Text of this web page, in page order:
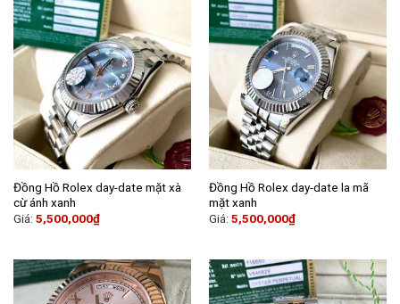
Đồng Hồ Rolex day-date mặt xà
cừ ánh xanh
Giá: 5,500,000₫
Đồng Hồ Rolex day-date la mã
mặt xanh
Giá: 5,500,000₫